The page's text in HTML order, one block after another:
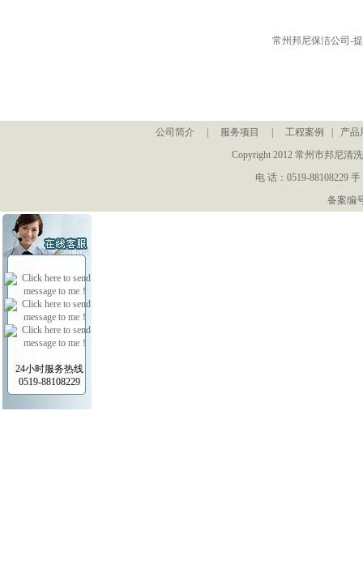
常州邦尼保洁公司-提供专业高质
公司简介 服务项目 工程案例
产品
Copyright 2012 常州市邦尼清
电 话：0519-88108229
备案编
24小时服务热线
0519-88108229